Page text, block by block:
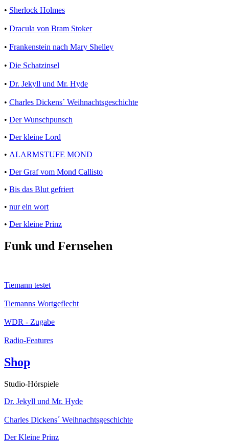
• Sherlock Holmes
• Dracula von Bram Stoker
• Frankenstein nach Mary Shelley
• Die Schatzinsel
• Dr. Jekyll und Mr. Hyde
• Charles Dickens´ Weihnachtsgeschichte
• Der Wunschpunsch
• Der kleine Lord
• ALARMSTUFE MOND
• Der Graf vom Mond Callisto
• Bis das Blut gefriert
• nur ein wort
• Der kleine Prinz
Funk und Fernsehen
Tiemann testet
Tiemanns Wortgeflecht
WDR - Zugabe
Radio-Features
Shop
Studio-Hörspiele
Dr. Jekyll und Mr. Hyde
Charles Dickens´ Weihnachtsgeschichte
Der Kleine Prinz